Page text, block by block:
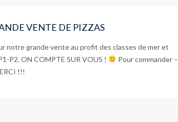
VENTE DE PIZZAS
notre grande vente au profit des classes de mer et
P2. ON COMPTE SUR VOUS !
Pour commander –
!!!